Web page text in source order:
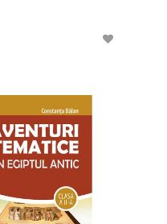
Adaugă